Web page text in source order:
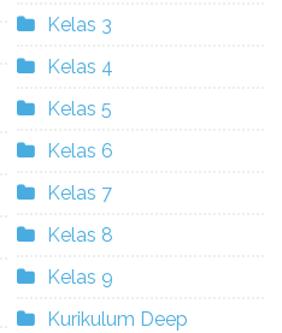
Kelas 3
Kelas 4
Kelas 5
Kelas 6
Kelas 7
Kelas 8
Kelas 9
Kurikulum Deep